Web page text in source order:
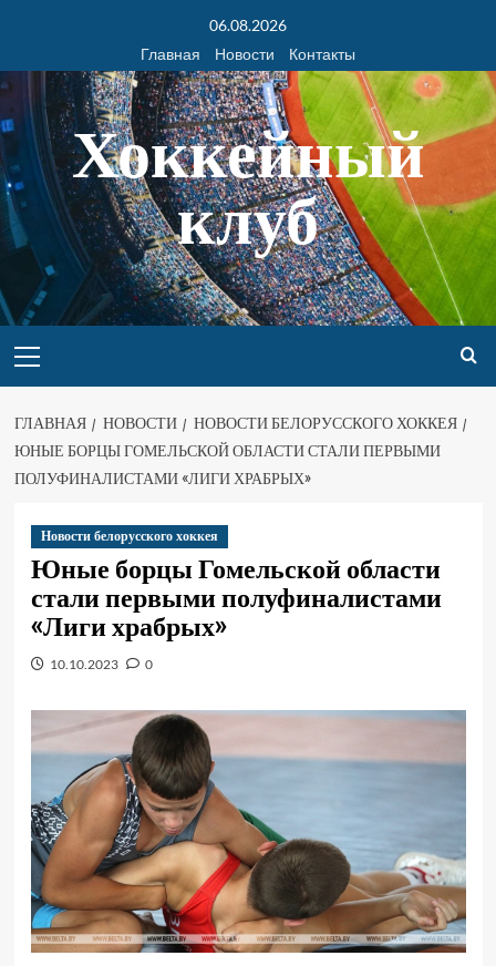
06.08.2026
Главная
Новости Контакты
Хоккейный
клуб
ГЛАВНАЯ НОВОСТИ
НОВОСТИ БЕЛОРУССКОГО ХОККЕЯ
ЮНЫЕ БОРЦЫ ГОМЕЛЬСКОЙ ОБЛАСТИ СТАЛИ ПЕРВЫМИ
ПОЛУФИНАЛИСТАМИ «ЛИГИ ХРАБРЫХ»
Новости белорусского хоккея
Юные борцы Гомельской области
стали первыми полуфиналистами
«Лиги храбрых»
10.10.2023 0